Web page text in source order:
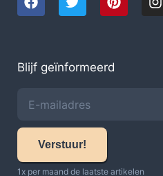
Blijf geïnformeerd
Verstuur!
1x per maand de laatste artikelen